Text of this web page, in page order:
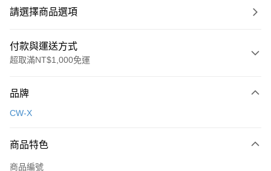
請選擇商品選項
付款與運送方式
超取滿NT$1,000免運
信用卡一次付款
LINE Pay
街口支付
品牌
CW-X
商品特色
商品編號